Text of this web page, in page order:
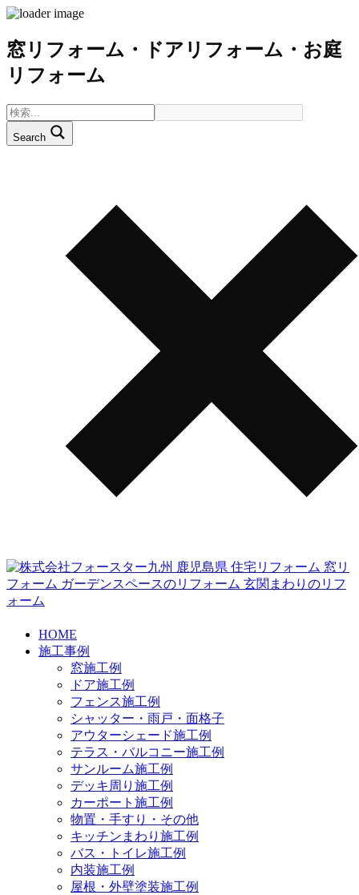
窓リフォーム・ドアリフォーム・お庭
リフォーム
Search
HOME
施工事例
窓施工例
ドア施工例
フェンス施工例
シャッター・雨戸・面格子
アウターシェード施工例
テラス・バルコニー施工例
サンルーム施工例
デッキ周り施工例
カーポート施工例
物置・手すり・その他
キッチンまわり施工例
バス・トイレ施工例
内装施工例
屋根・外壁塗装施工例